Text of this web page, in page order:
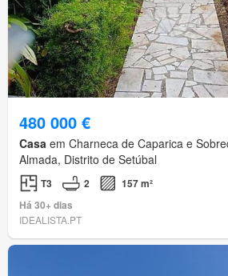
480 000 €
Casa em Charneca de Caparica e
Almada, Distrito de Setúbal
T3 2
157 m²
Há 30+ dias
IDEALISTA.PT